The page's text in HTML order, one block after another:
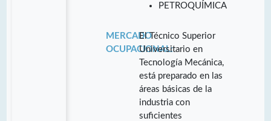
PETROQUÍMICA
MERCADO
OCUPACIONAL:
El Técnico Superior
Universitario en
Tecnología Mecánica,
está preparado en las
áreas básicas de la
industria con
suficientes